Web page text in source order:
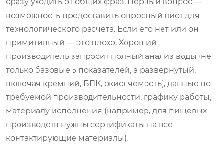
возможность предоставить опросный лист для
технологического расчёта. Если его нет или он
примитивный — это плохо. Хороший
производитель запросит полный анализ воды (не
только базовые 5 показателей, а развёрнутый,
включая кремний, БПК, окисляемость), данные по
требуемой производительности, графику работы,
материалу исполнения (например, для пищевых
производств нужны сертификаты на все
контактирующие материалы).